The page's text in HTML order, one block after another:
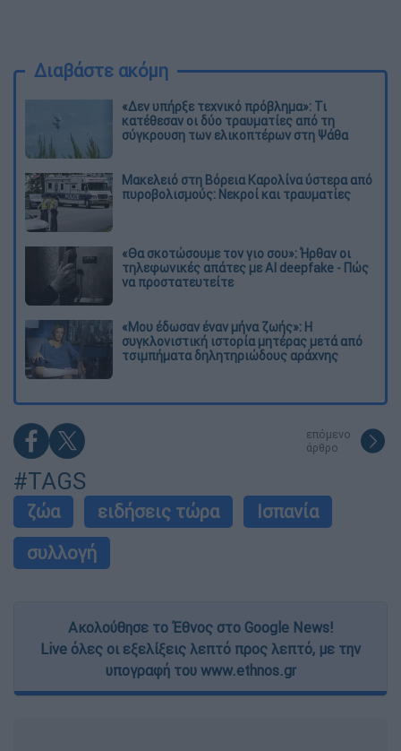
Διαβάστε ακόμη
«Δεν υπήρξε τεχνικό πρόβλημα»: Τι
κατέθεσαν οι δύο τραυματίες από τη
σύγκρουση των ελικοπτέρων στη Ψάθα
Μακελειό στη Βόρεια Καρολίνα ύστερα από
πυροβολισμούς: Νεκροί και τραυματίες
«Θα σκοτώσουμε τον γιο σου»: Ήρθαν οι
τηλεφωνικές απάτες με AI deepfake - Πώς
να προστατευτείτε
«Μου έδωσαν έναν μήνα ζωής»: Η
συγκλονιστική ιστορία μητέρας μετά από
τσιμπήματα δηλητηριώδους αράχνης
επόμενο
άρθρο
#TAGS
ζώα ειδήσεις τώρα
Ισπανία
συλλογή
Ακολούθησε το Έθνος στο Google News!
Live όλες οι εξελίξεις λεπτό προς λεπτό, με την
υπογραφή του www.ethnos.gr